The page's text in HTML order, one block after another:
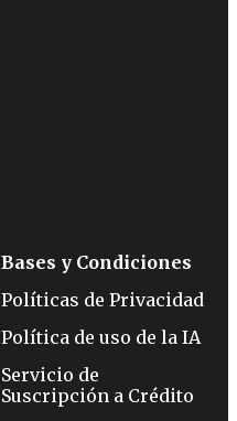
Bases y Condiciones
Políticas de Privacidad
Política de uso de la IA
Servicio de
Suscripción a Crédito